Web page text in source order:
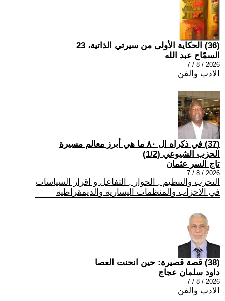
(36) الحكاية الأولى من سيرتي الذاتية، 23
السمّاح عبد الله
2026 / 8 / 7
الادب والفن
(37) في ذكراه ال ٨٠ ما هي أبرز معالم مسيرة
الحزب الشيوعي (1/2)
تاج السر عثمان
2026 / 8 / 7
التحزب والتنظيم , الحوار , التفاعل و اقرار السياسات
في الاحزاب والمنظمات اليسارية والديمقراطية
(38) قصة قصيرة: حين انحنت العصا
داود سلمان عجاج
2026 / 8 / 7
الادب والفن